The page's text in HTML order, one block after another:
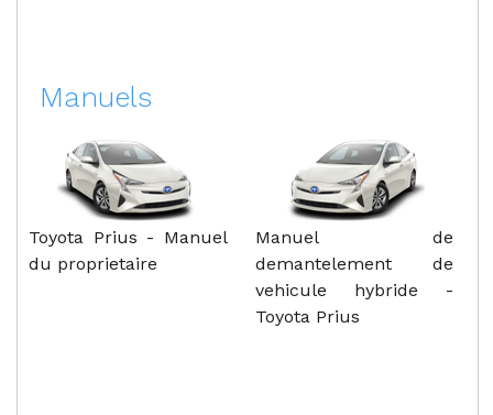
Manuels
Toyota Prius - Manuel
du proprietaire
Manuel de
demantelement de
vehicule hybride -
Toyota Prius